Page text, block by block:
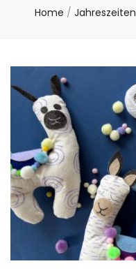
Home / Jahreszeiten